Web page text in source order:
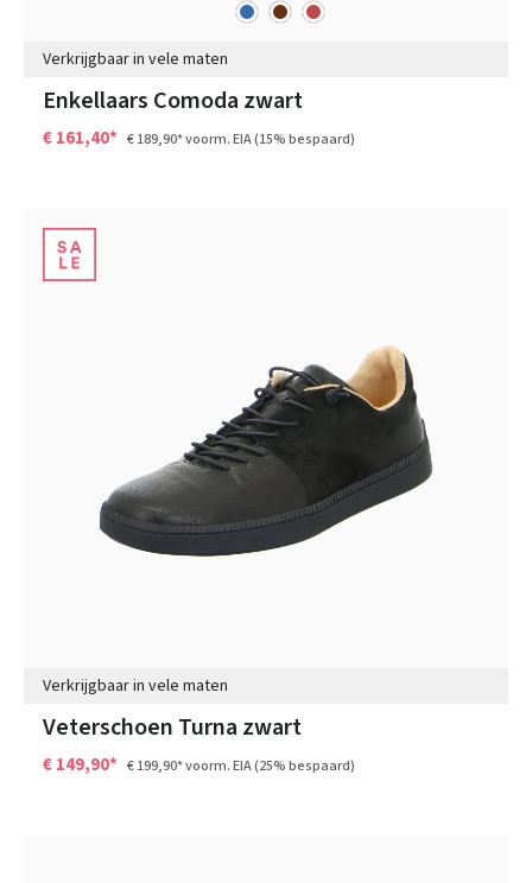
blauwbruinrood
Verkrijgbaar in vele maten
Enkellaars Comoda zwart
€ 161,40* € 189,90*voorm. EIA(15% bespaard)
Verkrijgbaar in vele maten
Veterschoen Turna zwart
€ 149,90* € 199,90*voorm. EIA(25% bespaard)